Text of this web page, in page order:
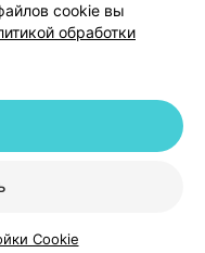
Профиль
Cookie
Республика Беларусь,
cookie вы
обработки
Cookie